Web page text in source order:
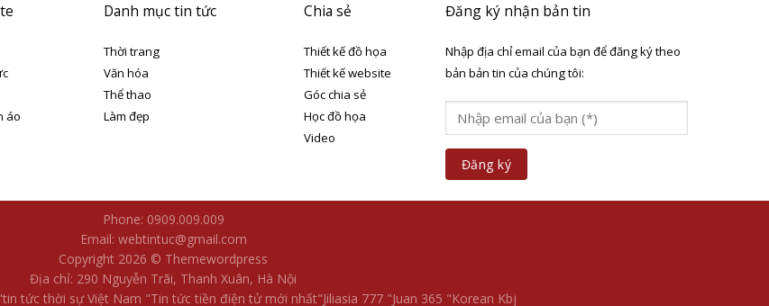
áo
Danh mục tin tức
Thời trang
Văn hóa
Thể thao
Làm đẹp
Chia sẻ
Thiết kế đồ họa
Thiết kế website
Góc chia sẻ
Học đồ họa
Video
Đăng ký nhận bản tin
Nhập địa chỉ email của bạn để đăng ký theo
bản bản tin của chúng tôi:
Phone: 0909.009.009
Email: webtintuc@gmail.com
Copyright 2026 © Themewordpress
Địa chỉ: 290 Nguyễn Trãi, Thanh Xuân, Hà Nội
tức thời sự Việt Nam "Tin tức tiền điện tử mới nhất​"Jiliasia 777 "Juan 365 "Korean Kbj